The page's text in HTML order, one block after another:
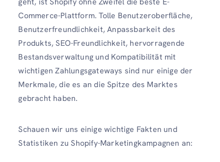
Commerce-Plattform. Tolle Benutzeroberfläche,
Benutzerfreundlichkeit, Anpassbarkeit des
Produkts, SEO-Freundlichkeit, hervorragende
Bestandsverwaltung und Kompatibilität mit
wichtigen Zahlungsgateways sind nur einige der
Merkmale, die es an die Spitze des Marktes
gebracht haben.
Schauen wir uns einige wichtige Fakten und
Statistiken zu Shopify-Marketingkampagnen an: